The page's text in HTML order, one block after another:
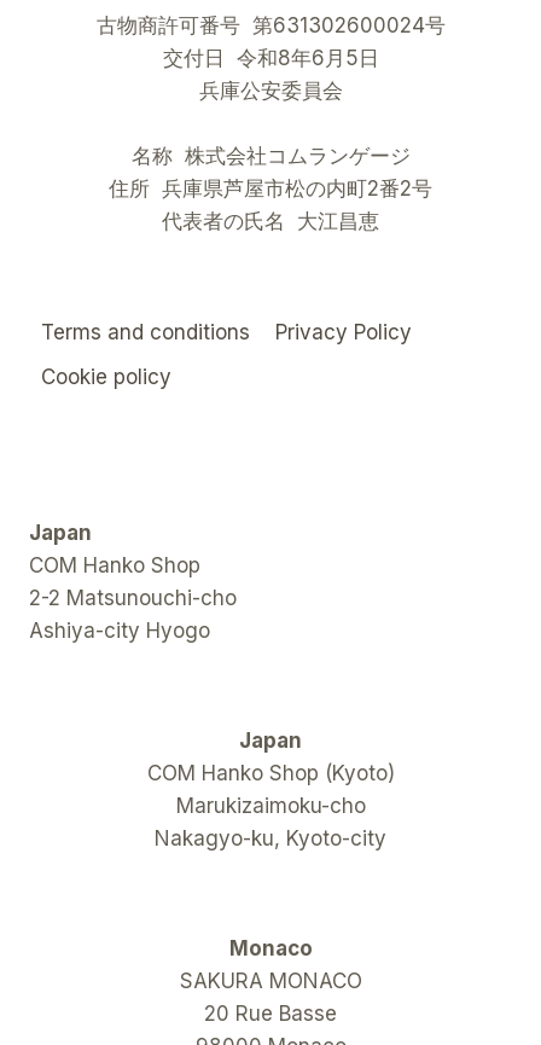
古物商許可番号 第631302600024号
交付日 令和8年6月5日
兵庫公安委員会
名称 株式会社コムランゲージ
住所 兵庫県芦屋市松の内町2番2号
代表者の氏名 大江昌恵
Terms and conditions
Privacy Policy
Cookie policy
Japan
COM Hanko Shop
2-2 Matsunouchi-cho
Ashiya-city Hyogo
Japan
COM Hanko Shop (Kyoto)
Marukizaimoku-cho
Nakagyo-ku, Kyoto-city
Monaco
SAKURA MONACO
20 Rue Basse